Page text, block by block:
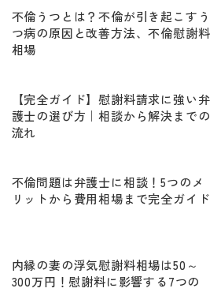
不倫うつとは？不倫が引き起こすう
つ病の原因と改善方法、不倫慰謝料
相場
【完全ガイド】慰謝料請求に強い弁
護士の選び方｜相談から解決までの
流れ
不倫問題は弁護士に相談！5つのメ
リットから費用相場まで完全ガイド
内縁の妻の浮気慰謝料相場は50～
300万円！慰謝料に影響する7つの